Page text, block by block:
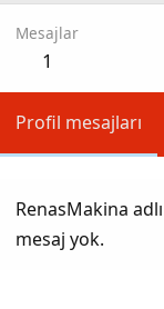
Mesajlar
1
Profil mesajları
RenasMakina
mesaj yok.